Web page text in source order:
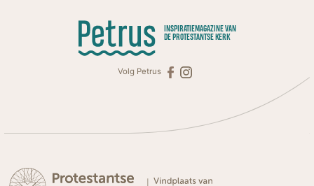
INSPIRATIEMAGAZINE VAN
DE PROTESTANTSE KERK
Volg Petrus